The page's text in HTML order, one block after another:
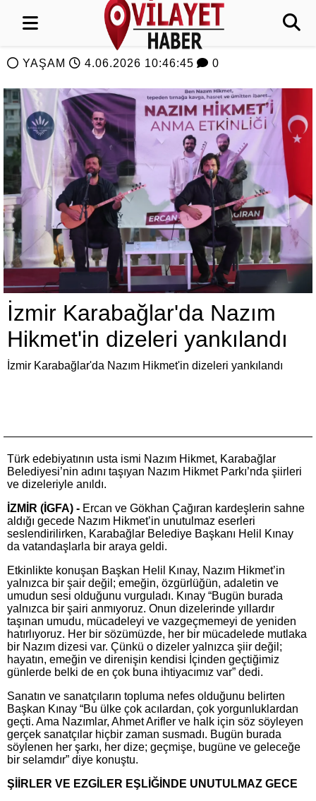
YAŞAM 4.06.2026 10:46:45 0
İzmir Karabağlar'da Nazım
Hikmet'in dizeleri yankılandı
İzmir Karabağlar'da Nazım Hikmet'in dizeleri yankılandı
Türk edebiyatının usta ismi Nazım Hikmet, Karabağlar
Belediyesi’nin adını taşıyan Nazım Hikmet Parkı’nda şiirleri
ve dizeleriyle anıldı.
İZMİR (İGFA) - Ercan ve Gökhan Çağıran kardeşlerin sahne
aldığı gecede Nazım Hikmet’in unutulmaz eserleri
seslendirilirken, Karabağlar Belediye Başkanı Helil Kınay
da vatandaşlarla bir araya geldi.
Etkinlikte konuşan Başkan Helil Kınay, Nazım Hikmet’in
yalnızca bir şair değil; emeğin, özgürlüğün, adaletin ve
umudun sesi olduğunu vurguladı. Kınay “Bugün burada
yalnızca bir şairi anmıyoruz. Onun dizelerinde yıllardır
taşınan umudu, mücadeleyi ve vazgeçmemeyi de yeniden
hatırlıyoruz. Her bir sözümüzde, her bir mücadelede mutlaka
bir Nazım dizesi var. Çünkü o dizeler yalnızca şiir değil;
hayatın, emeğin ve direnişin kendisi İçinden geçtiğimiz
günlerde belki de en çok buna ihtiyacımız var” dedi.
Sanatın ve sanatçıların topluma nefes olduğunu belirten
Başkan Kınay “Bu ülke çok acılardan, çok yorgunluklardan
geçti. Ama Nazımlar, Ahmet Arifler ve halk için söz söyleyen
gerçek sanatçılar hiçbir zaman susmadı. Bugün burada
söylenen her şarkı, her dize; geçmişe, bugüne ve geleceğe
bir selamdır” diye konuştu.
ŞİİRLER VE EZGİLER EŞLİĞİNDE UNUTULMAZ GECE